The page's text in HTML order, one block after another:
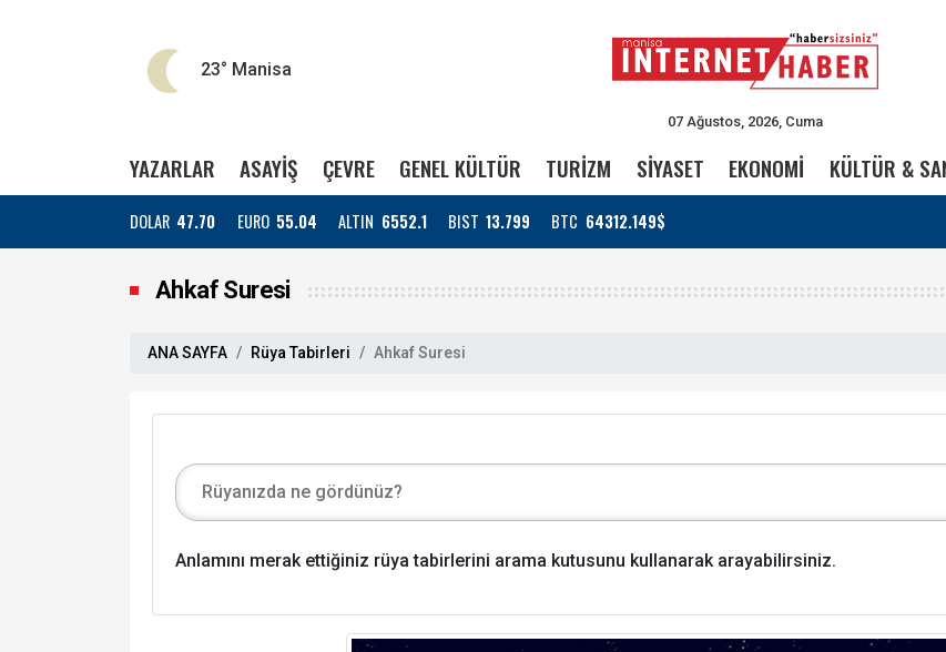
23° Manisa
07 Ağustos, 2026, Cuma
YAZARLAR ASAYİŞ ÇEVRE GENEL KÜLTÜR TURİZM SİYASET EKONOMİ KÜLTÜR &
DOLAR 47.70 EURO 55.04 ALTIN 6552.1 BIST 13.799 BTC 64312.149$
Ahkaf Suresi
ANA SAYFA Rüya Tabirleri Ahkaf Suresi
Anlamını merak ettiğiniz rüya tabirlerini arama kutusunu kullanarak arayabilirsiniz.